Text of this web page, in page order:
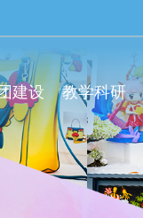
建设 教学科研